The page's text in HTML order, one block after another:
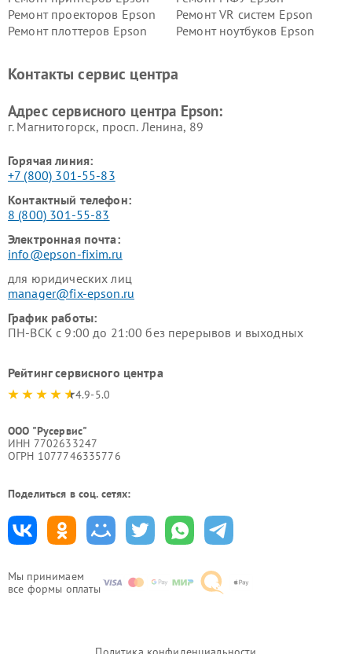
Мы принимаем
все формы оплаты
Ремонт проекторов Epson
Ремонт VR систем Epson
Ремонт плоттеров Epson
Ремонт ноутбуков Epson
Контакты сервис центра
Адрес сервисного центра Epson:
г. Магнитогорск, просп. Ленина, 89
Горячая линия:
+7 (800) 301-55-83
Контактный телефон:
8 (800) 301-55-83
Электронная почта:
info@epson-fixim.ru
для юридических лиц
manager@fix-epson.ru
График работы:
ПН-ВСК с 9:00 до 21:00 без перерывов и выходных
Рейтинг сервисного центра
4.9-5.0
ООО "Русервис"
ИНН 7702633247
ОГРН 1077746335776
Поделиться в соц. сетях: